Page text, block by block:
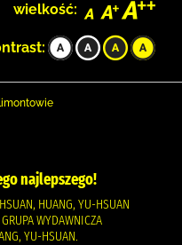
wielkość:
najlepszego!
HUANG, YU-HSUAN
WYDAWNICZA
YU-HSUAN.